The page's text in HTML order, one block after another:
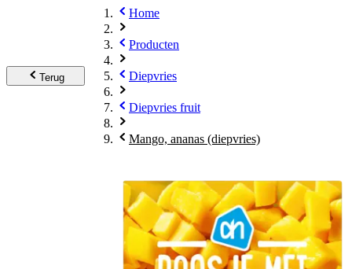
Terug
Home
Producten
Diepvries
Diepvries fruit
Mango, ananas (diepvries)